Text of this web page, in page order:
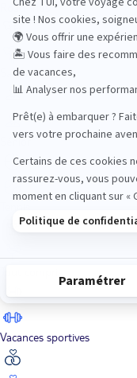
Road Trips
Safari
Sénior
Vacances sportives